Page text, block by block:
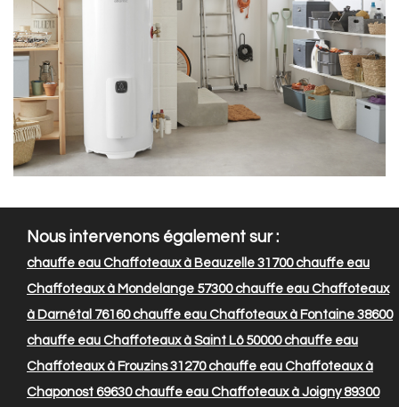
Nous intervenons également sur :
chauffe eau Chaffoteaux à Beauzelle 31700chauffe eau
Chaffoteaux à Mondelange 57300chauffe eau Chaffoteaux
à Darnétal 76160chauffe eau Chaffoteaux à Fontaine 38600
chauffe eau Chaffoteaux à Saint Lô 50000chauffe eau
Chaffoteaux à Frouzins 31270chauffe eau Chaffoteaux à
Chaponost 69630chauffe eau Chaffoteaux à Joigny 89300